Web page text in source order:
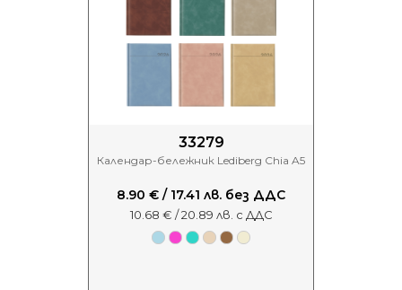
33279
Календар-бележник Lediberg Chia A5
8.90 € / 17.41 лв. без ДДС
10.68 € / 20.89 лв. с ДДС